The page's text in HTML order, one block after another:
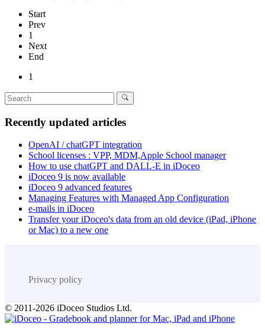
Start
Prev
1
Next
End
1
Recently updated articles
OpenAI / chatGPT integration
School licenses : VPP, MDM,Apple School manager
How to use chatGPT and DALL-E in iDoceo
iDoceo 9 is now available
iDoceo 9 advanced features
Managing Features with Managed App Configuration
e-mails in iDoceo
Transfer your iDoceo's data from an old device (iPad, iPhone
or Mac) to a new one
Privacy policy
© 2011-2026 iDoceo Studios Ltd.